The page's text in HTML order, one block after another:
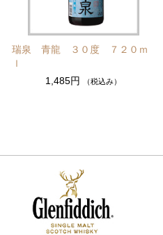
瑞泉 青龍 ３０度 ７２０ｍ
ｌ
1,485円
（税込み）